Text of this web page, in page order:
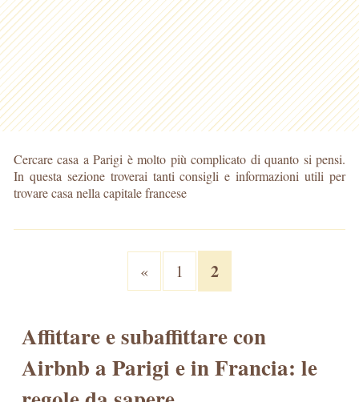
Cercare casa a Parigi è molto più complicato di quanto si pensi.
In questa sezione troverai tanti consigli e informazioni utili per
trovare casa nella capitale francese
« 1 2
Affittare e subaffittare con
Airbnb a Parigi e in Francia: le